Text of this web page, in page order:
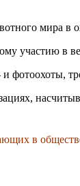
мира в
участию в
фотоохоты,
в